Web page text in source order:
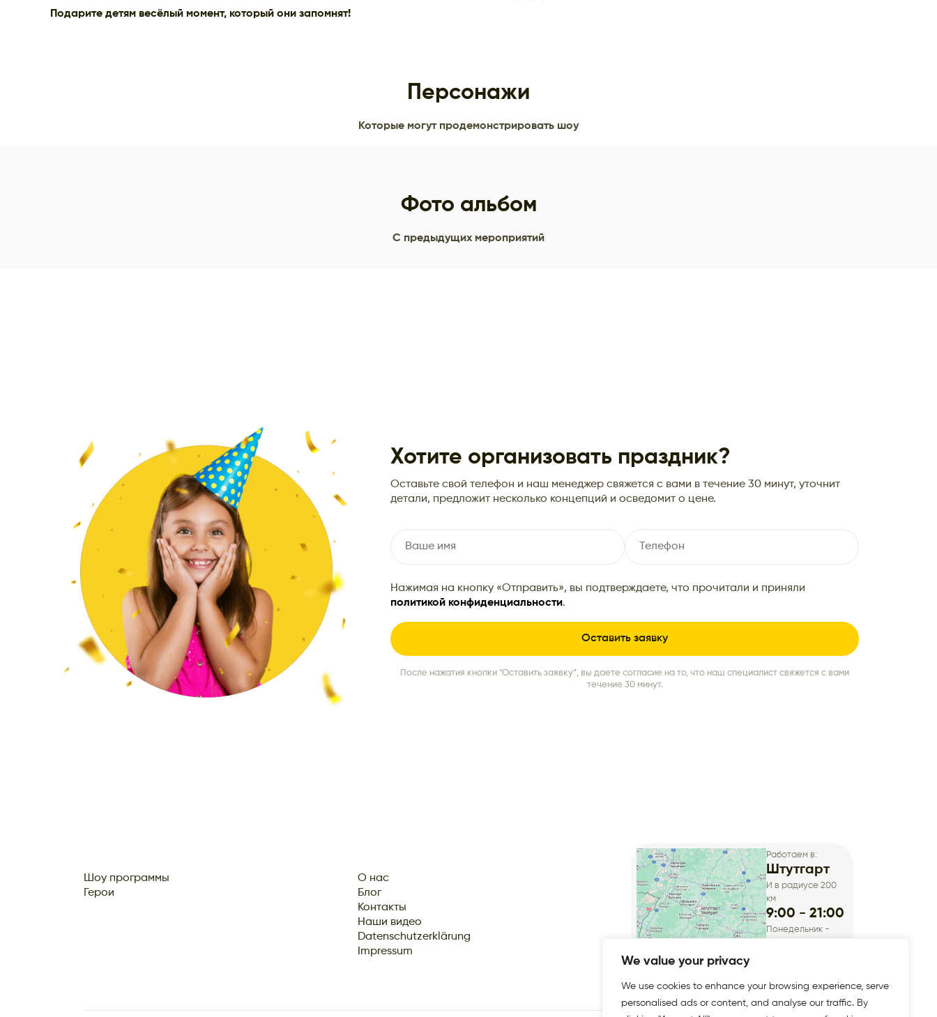
We value your privacy
We use cookies to enhance your browsing experience, serve
personalised ads or content, and analyse our traffic. By
Подарите детям весёлый момент, который они запомнят!
Персонажи
Которые могут продемонстрировать шоу
Фото альбом
С предыдущих мероприятий
Хотите организовать праздник?
Оставьте свой телефон и наш менеджер свяжется с вами в течение 30 минут, уточнит
детали, предложит несколько концепций и осведомит о цене.
Нажимая на кнопку «Отправить», вы подтверждаете, что прочитали и приняли
политикой конфиденциальности.
После нажатия кнопки “Оставить заявку”, вы даете согласие на то, что наш специалист свяжется с вами
течение 30 минут.
Шоу программы
Герои
О нас
Блог
Контакты
Наши видео
Datenschutzerklärung
Impressum
Работаем в:
Штутгарт
И в радиусе 200
км
9:00 - 21:00
Понедельник -